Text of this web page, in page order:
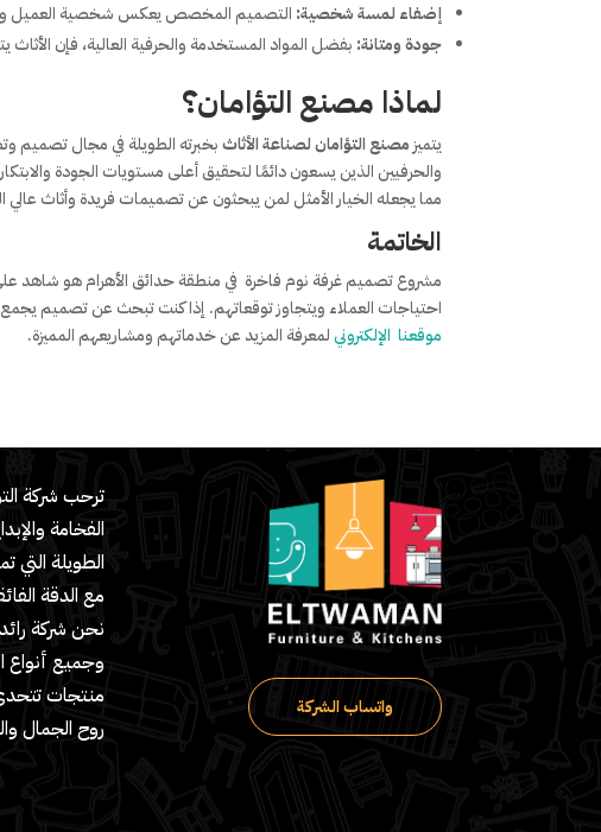
إضفاء لمسة شخصية: التصميم المخصص يعكس شخصية العميل
جودة ومتانة: بفضل المواد المستخدمة والحرفية العالية، فإن
لماذا مصنع التؤامان؟
يتميزمصنع التؤامان لصناعة الأثاثبخبرته الطويلة في مجال تصميم
والحرفيين الذين يسعون دائمًا لتحقيق أعلى مستويات الجودة
مما يجعله الخيار الأمثل لمن يبحثون عن تصميمات فريدة وأثاث عالي
الخاتمة
مشروع تصميم غرفة نوم فاخرة في منطقة حدائق الأهرام هو شاهد على
احتياجات العملاء ويتجاوز توقعاتهم. إذا كنت تبحث عن تصميم يجمع
موقعنا الإلكترونيلمعرفة المزيد عن خدماتهم ومشاريعهم المميزة.
ترحب شركة
الفخامة
مع الدقة
نحن شركة
وجميع أنواع
منتجات
روح الجمال
واتساب الشركة